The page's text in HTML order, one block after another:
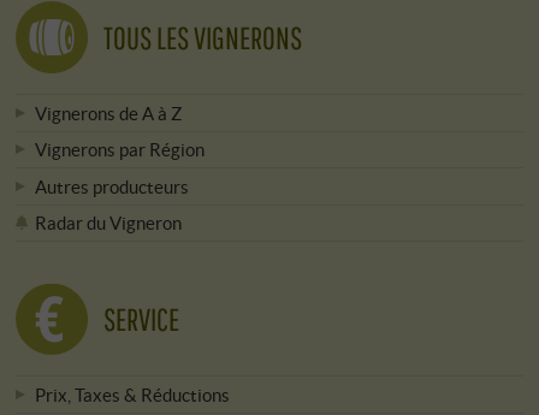
TOUS LES VIGNERONS
Vignerons de A à Z
Vignerons par Région
Autres producteurs
Radar du Vigneron
SERVICE
Prix, Taxes & Réductions